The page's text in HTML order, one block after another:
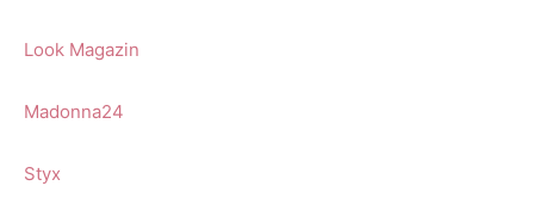
Look Magazin
Madonna24
Styx